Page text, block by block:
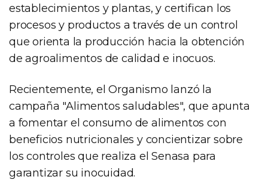
establecimientos y plantas, y certifican los
procesos y productos a través de un control
que orienta la producción hacia la obtención
de agroalimentos de calidad e inocuos.
Recientemente, el Organismo lanzó la
campaña "Alimentos saludables", que apunta
a fomentar el consumo de alimentos con
beneficios nutricionales y concientizar sobre
los controles que realiza el Senasa para
garantizar su inocuidad.